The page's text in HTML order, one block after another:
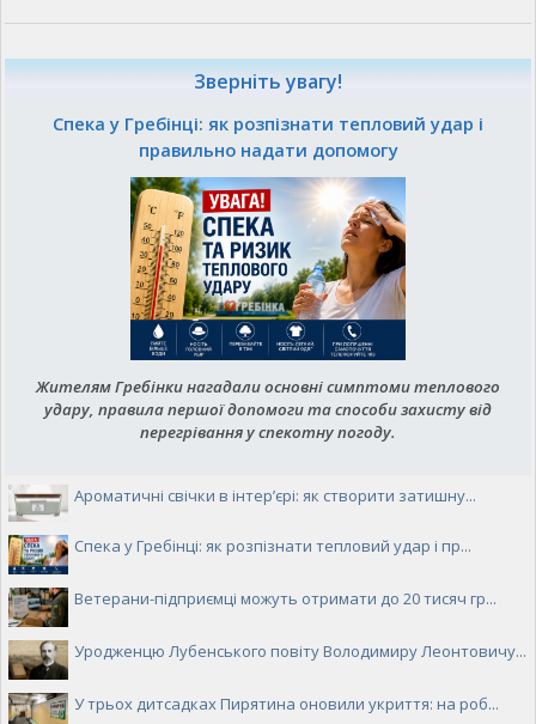
Зверніть увагу!
Спека у Гребінці: як розпізнати тепловий удар і
правильно надати допомогу
Жителям Гребінки нагадали основні симптоми теплового
удару, правила першої допомоги та способи захисту від
перегрівання у спекотну погоду.
Ароматичні свічки в інтер’єрі: як створити затишну...
Спека у Гребінці: як розпізнати тепловий удар і пр...
Ветерани-підприємці можуть отримати до 20 тисяч гр...
Уродженцю Лубенського повіту Володимиру Леонтовичу...
У трьох дитсадках Пирятина оновили укриття: на роб...